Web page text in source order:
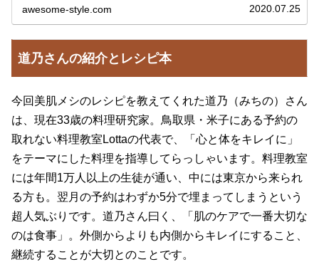
awesome-style.com 2020.07.25
道乃さんの紹介とレシピ本
今回美肌メシのレシピを教えてくれた道乃（みちの）さん
は、現在33歳の料理研究家。鳥取県・米子にある予約の
取れない料理教室Lottaの代表で、「心と体をキレイに」
をテーマにした料理を指導してらっしゃいます。料理教室
には年間1万人以上の生徒が通い、中には東京から来られ
る方も。翌月の予約はわずか5分で埋まってしまうという
超人気ぶりです。道乃さん曰く、「肌のケアで一番大切な
のは食事」。外側からよりも内側からキレイにすること、
継続することが大切とのことです。